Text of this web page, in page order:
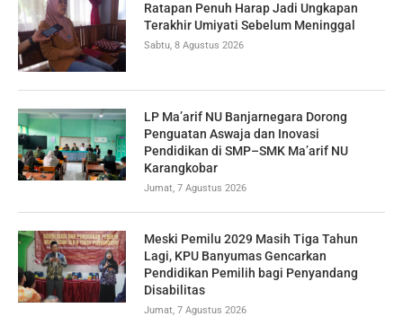
Ratapan Penuh Harap Jadi Ungkapan
Terakhir Umiyati Sebelum Meninggal
Sabtu, 8 Agustus 2026
LP Ma’arif NU Banjarnegara Dorong
Penguatan Aswaja dan Inovasi
Pendidikan di SMP–SMK Ma’arif NU
Karangkobar
Jumat, 7 Agustus 2026
Meski Pemilu 2029 Masih Tiga Tahun
Lagi, KPU Banyumas Gencarkan
Pendidikan Pemilih bagi Penyandang
Disabilitas
Jumat, 7 Agustus 2026